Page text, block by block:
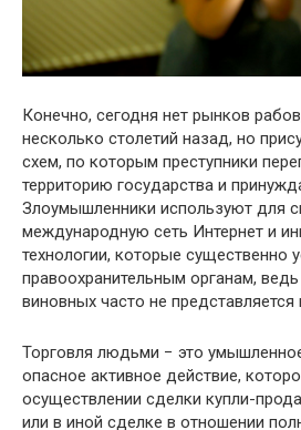
Конечно, сегодня нет рынков
несколько столетий назад, но
схем, по которым преступники
территорию государства и
Злоумышленники используют для
международную сеть Интернет и
технологии, которые существенно
правоохранительным органам,
виновных часто не
Торговля людьми − это
опасное активное действие,
осуществлении сделки купли-
или в иной сделке в отношении